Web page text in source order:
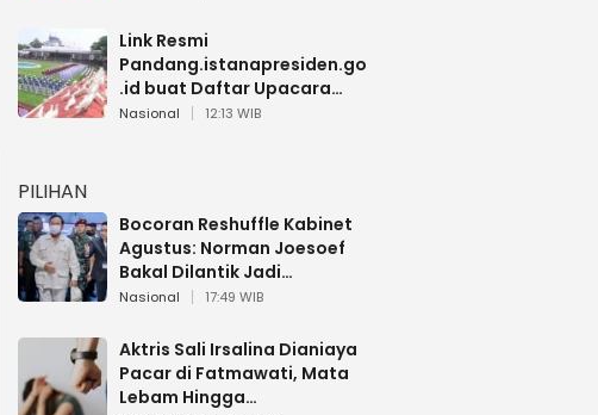
Link Resmi
Pandang.istanapresiden.go
.id buat Daftar Upacara
Bendera HUT RI di Istana
Nasional 12:13 WIB
PILIHAN
Bocoran Reshuffle Kabinet
Agustus: Norman Joesoef
Bakal Dilantik Jadi
Wamenhan RI
Nasional 17:49 WIB
Aktris Sali Irsalina Dianiaya
Pacar di Fatmawati, Mata
Lebam Hingga